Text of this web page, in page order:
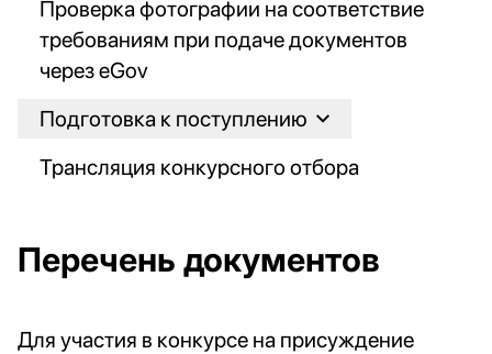
Проверка фотографии на соответствие
требованиям при подаче документов
через eGov
Подготовка к поступлению
Трансляция конкурсного отбора
Перечень документов
Для участия в конкурсе на присуждение